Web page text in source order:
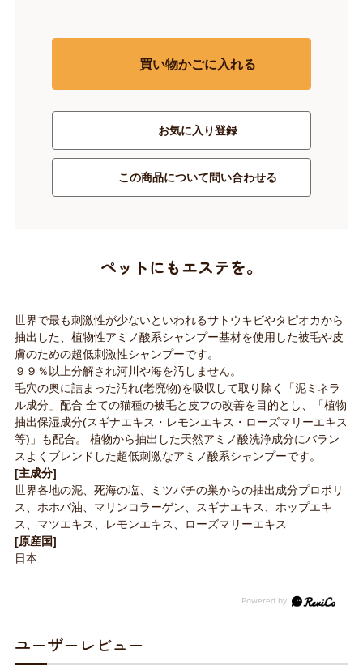
買い物かごに入れる
お気に入り登録
この商品について問い合わせる
ペットにもエステを。
世界で最も刺激性が少ないといわれるサトウキビやタピオカから
抽出した、植物性アミノ酸系シャンプー基材を使用した被毛や皮
膚のための超低刺激性シャンプーです。
９９％以上分解され河川や海を汚しません。
毛穴の奥に詰まった汚れ(老廃物)を吸収して取り除く「泥ミネラ
ル成分」配合 全ての猫種の被毛と皮フの改善を目的とし、「植物
抽出保湿成分(スギナエキス・レモンエキス・ローズマリーエキス
等)」も配合。 植物から抽出した天然アミノ酸洗浄成分にバラン
スよくブレンドした超低刺激なアミノ酸系シャンプーです。
[主成分]
世界各地の泥、死海の塩、ミツバチの巣からの抽出成分プロポリ
ス、ホホバ油、マリンコラーゲン、スギナエキス、ホップエキ
ス、マツエキス、レモンエキス、ローズマリーエキス
[原産国]
日本
ユーザーレビュー